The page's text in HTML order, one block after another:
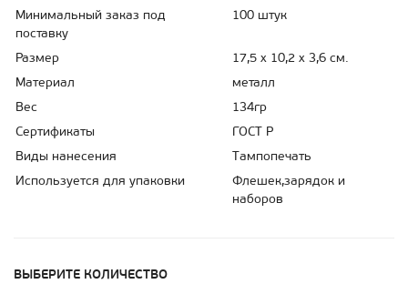
Минимальный заказ под
поставку
100 штук
Размер
17,5 х 10,2 х 3,6 см.
Материал
металл
Вес
134гр
Сертификаты
ГОСТ Р
Виды нанесения
Тампопечать
Используется для упаковки
Флешек,зарядок и
наборов
ВЫБЕРИТЕ КОЛИЧЕСТВО